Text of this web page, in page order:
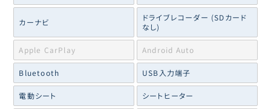
カーナビ
ドライブレコーダー (SDカード
なし)
Apple CarPlay Android Auto
Bluetooth USB入力端子
電動シート シートヒーター